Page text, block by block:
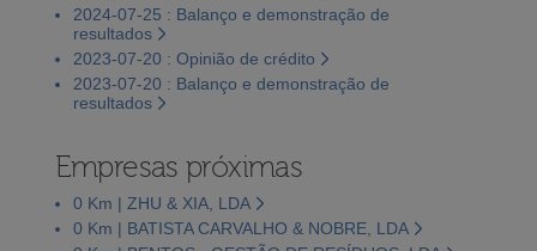
2024-07-25 : Balanço e demonstração de
resultados
2023-07-20 : Opinião de crédito
2023-07-20 : Balanço e demonstração de
resultados
Empresas próximas
0 Km | ZHU & XIA, LDA
0 Km | BATISTA CARVALHO & NOBRE, LDA